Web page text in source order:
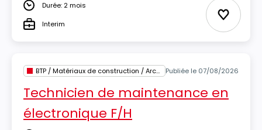
DuréeDurée: 2 mois
TypeInterim Ajouter
BTP / Matériaux de construction / Architecture Publiée le 07/08/2026
Technicien de maintenance en
électronique F/H